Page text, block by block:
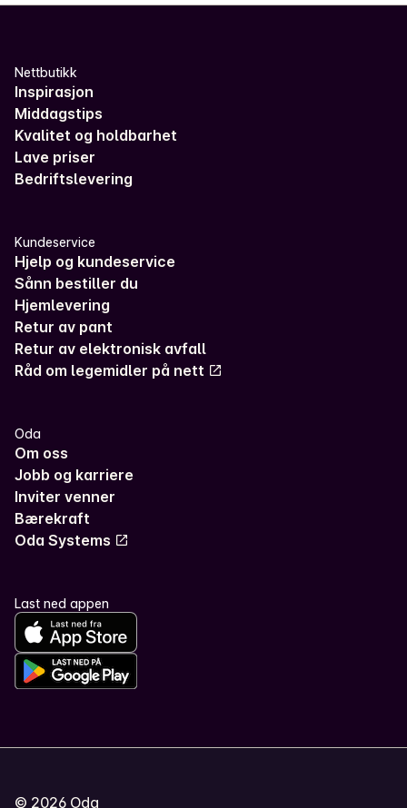
Nettbutikk
Inspirasjon
Middagstips
Kvalitet og holdbarhet
Lave priser
Bedriftslevering
Kundeservice
Hjelp og kundeservice
Sånn bestiller du
Hjemlevering
Retur av pant
Retur av elektronisk avfall
Råd om legemidler på nett
Oda
Om oss
Jobb og karriere
Inviter venner
Bærekraft
Oda Systems
Last ned appen
© 2026 Oda